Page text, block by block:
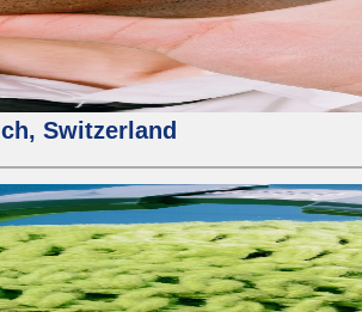
Switzerland